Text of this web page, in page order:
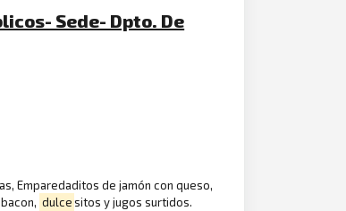
Sede- Dpto. De
Emparedaditos de jamón con queso,
dulcesitos y jugos surtidos.